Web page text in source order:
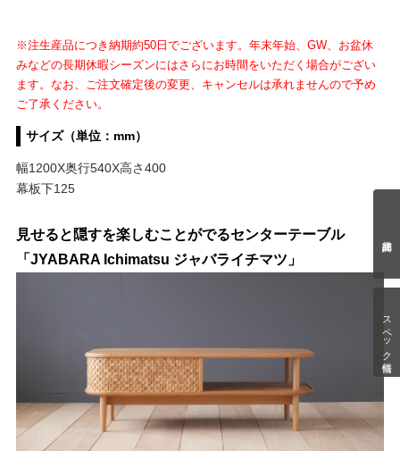
スペック情報
※注生産品につき納期約50日でございます。年末年始、GW、お盆休
みなどの長期休暇シーズンにはさらにお時間をいただく場合がござい
ます。なお、ご注文確定後の変更、キャンセルは承れませんので予め
ご了承ください。
サイズ（単位：mm）
幅1200X奥行540X高さ400
幕板下125
見せると隠すを楽しむことがでるセンターテーブル
「JYABARA Ichimatsu ジャバライチマツ」